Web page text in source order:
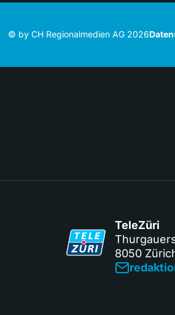
© by CH Regionalmedien AG 2026
TeleZüri
8050